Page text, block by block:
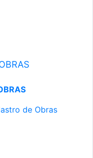
de Obras